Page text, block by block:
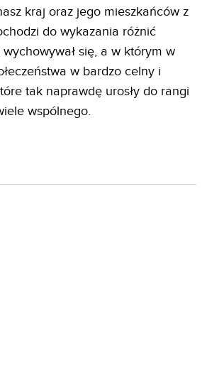
kraj oraz jego mieszkańców z
do wykazania różnić
się, a w którym w
w bardzo celny i
tak naprawdę urosły do rangi
wspólnego.